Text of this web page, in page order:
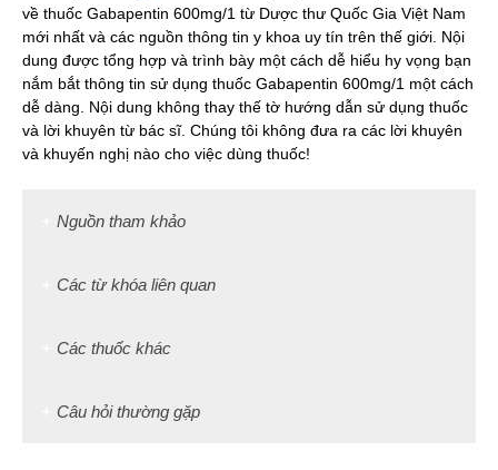
về thuốc Gabapentin 600mg/1 từ Dược thư Quốc Gia Việt Nam
mới nhất và các nguồn thông tin y khoa uy tín trên thế giới. Nội
dung được tổng hợp và trình bày một cách dễ hiểu hy vọng bạn
nắm bắt thông tin sử dụng thuốc Gabapentin 600mg/1 một cách
dễ dàng. Nội dung không thay thế tờ hướng dẫn sử dụng thuốc
và lời khuyên từ bác sĩ. Chúng tôi không đưa ra các lời khuyên
và khuyến nghị nào cho việc dùng thuốc!
Nguồn tham khảo
Các từ khóa liên quan
Các thuốc khác
Câu hỏi thường gặp